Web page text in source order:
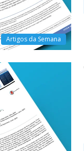
Artigos da Semana